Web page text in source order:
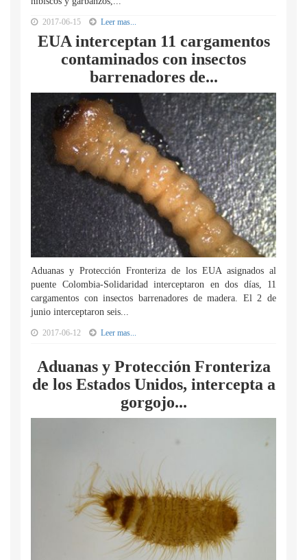
2017-06-15 Leer mas...
EUA interceptan 11 cargamentos
contaminados con insectos
barrenadores de...
Aduanas y Protección Fronteriza de los EUA asignados al
puente Colombia-Solidaridad interceptaron en dos días, 11
cargamentos con insectos barrenadores de madera. El 2 de
junio interceptaron seis...
2017-06-12 Leer mas...
Aduanas y Protección Fronteriza
de los Estados Unidos, intercepta a
gorgojo...